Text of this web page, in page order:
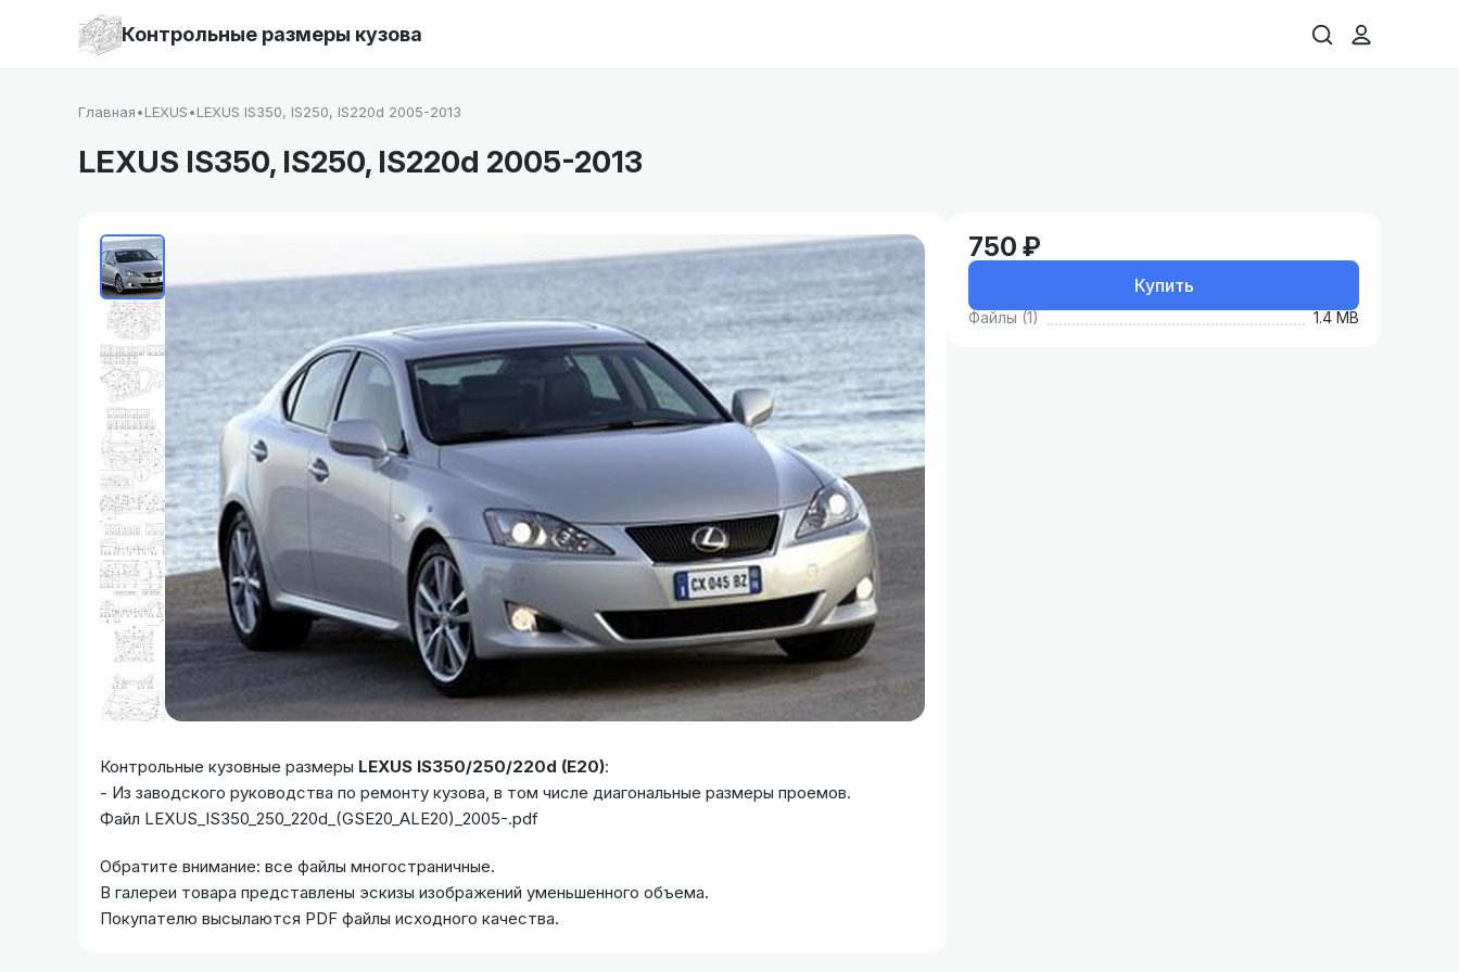
Контрольные размеры кузова
Главная•LEXUS•LEXUS IS350, IS250, IS220d 2005-2013
LEXUS IS350, IS250, IS220d 2005-2013
Контрольные кузовные размеры LEXUS IS350/250/220d (E20):
- Из заводского руководства по ремонту кузова, в том числе диагональные размеры проемов.
Файл LEXUS_IS350_250_220d_(GSE20_ALE20)_2005-.pdf
Обратите внимание: все файлы многостраничные.
В галереи товара представлены эскизы изображений уменьшенного объема.
Покупателю высылаются PDF файлы исходного качества.
750 ₽
Купить
Файлы (1) 1.4 MB